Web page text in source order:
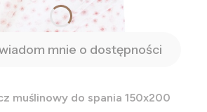
mnie o dostępności
muślinowy do spania 150x200